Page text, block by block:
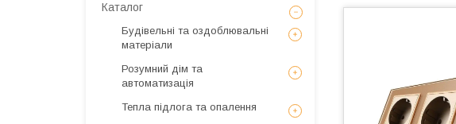
Каталог
Будівельні та оздоблювальні
матеріали
Розумний дім та
автоматизація
Тепла підлога та опалення